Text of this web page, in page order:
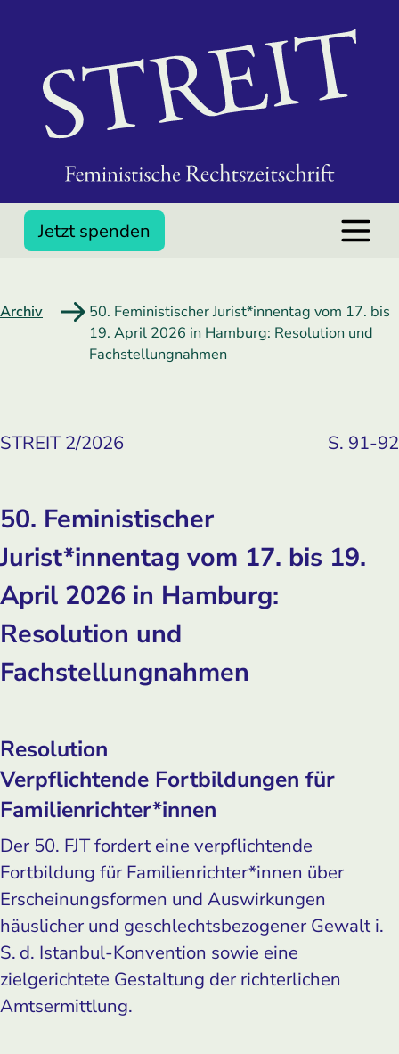
Jetzt spenden
Archiv
50. Feministischer Jurist*innentag vom 17. bis
19. April 2026 in Hamburg: Resolution und
Fachstellungnahmen
STREIT 2/2026 S. 91-92
50. Feministischer
Jurist*innentag vom 17. bis 19.
April 2026 in Hamburg:
Resolution und
Fachstellungnahmen
Resolution
Verpflichtende Fortbildungen für
Familienrichter*innen
Der 50. FJT fordert eine verpflichtende
Fortbildung für Familienrichter*innen über
Erscheinungsformen und Auswirkungen
häuslicher und geschlechtsbezogener Gewalt i.
S. d. Istanbul-Konvention sowie eine
zielgerichtete Gestaltung der richterlichen
Amtsermittlung.